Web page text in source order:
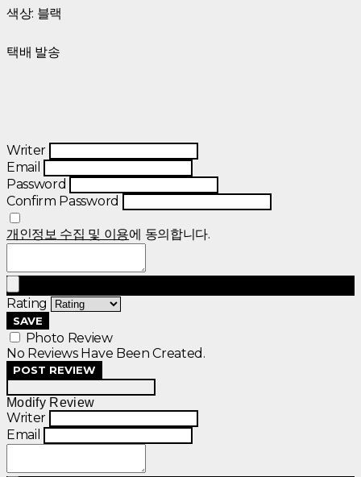
색상: 블랙
택배 발송
Writer
Email
Password
Confirm Password
개인정보 수집 및 이용에 동의합니다.
Rating
SAVE
Photo Review
No Reviews Have Been Created.
POST REVIEW
Modify Review
Writer
Email